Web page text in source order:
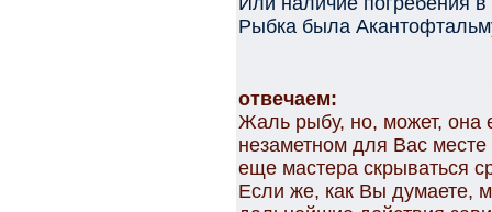
Рыбка была
отвечаем:
Жаль рыбу, но, может, она
незаметном для Вас
еще мастера скрываться
Если же, как Вы думаете,